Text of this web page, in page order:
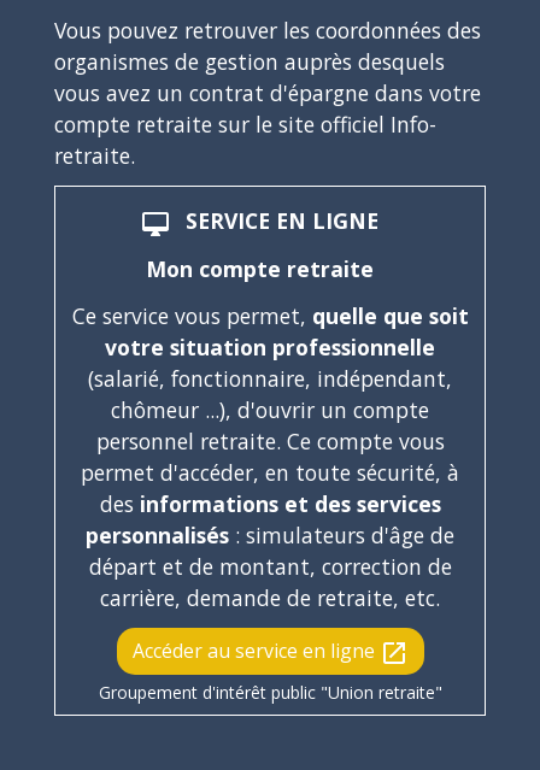
Vous pouvez retrouver les coordonnées des
organismes de gestion auprès desquels
vous avez un contrat d'épargne dans votre
compte retraite sur le site officiel Info-
retraite.
desktop_mac
SERVICE EN LIGNE
Mon compte retraite
Ce service vous permet, quelle que soit
votre situation professionnelle
(salarié, fonctionnaire, indépendant,
chômeur ...), d'ouvrir un compte
personnel retraite. Ce compte vous
permet d'accéder, en toute sécurité, à
des informations et des services
personnalisés : simulateurs d'âge de
départ et de montant, correction de
carrière, demande de retraite, etc.
Accéder au service en ligne open_in_new
Groupement d'intérêt public "Union retraite"